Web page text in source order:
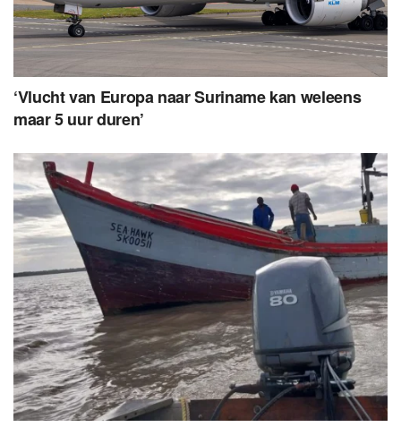
‘Vlucht van Europa naar Suriname kan weleens
maar 5 uur duren’